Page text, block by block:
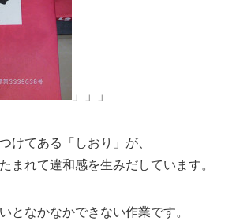
」」」
けてある「しおり」が、
まれて違和感を生みだしています。
となかなかできない作業です。